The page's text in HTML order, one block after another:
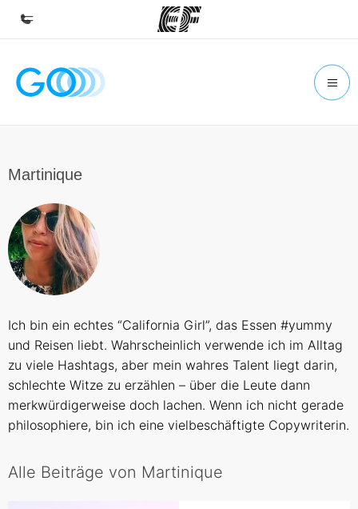
Home
Büros in der Nähe
Über uns
Wer wir sind
Martinique
Ich bin ein echtes “California Girl”, das Essen #yummy
und Reisen liebt. Wahrscheinlich verwende ich im Alltag
zu viele Hashtags, aber mein wahres Talent liegt darin,
schlechte Witze zu erzählen – über die Leute dann
merkwürdigerweise doch lachen. Wenn ich nicht gerade
philosophiere, bin ich eine vielbeschäftigte Copywriterin.
Alle Beiträge von Martinique